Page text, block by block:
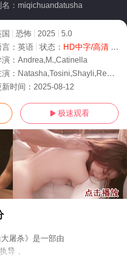
名：miqichuandatusha
恐怖 2025
5.0
： 英语 状态： HD中字/高清- 免费在线观看
： Andrea,M.,Catinella
： Natasha,Tosini,Shayli,Reagan,Lauren,Leppard
时间： 2025-08-12
 极速观看
屠杀》是一部由
导，